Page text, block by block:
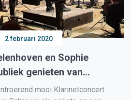
2 februari 2020
en Sophie
genieten van
mooi Klarinetconcert